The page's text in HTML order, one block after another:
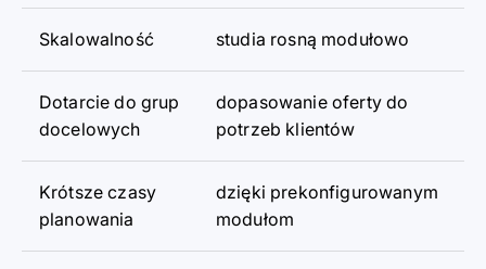
Skalowalność studia rosną modułowo
Dotarcie do grup
docelowych
dopasowanie oferty do
potrzeb klientów
Krótsze czasy
planowania
dzięki prekonfigurowanym
modułom